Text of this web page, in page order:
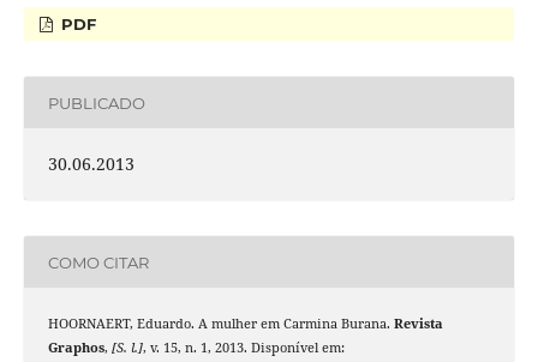
PDF
PUBLICADO
30.06.2013
COMO CITAR
HOORNAERT, Eduardo. A mulher em Carmina Burana. Revista
Graphos, [S. l.], v. 15, n. 1, 2013. Disponível em: